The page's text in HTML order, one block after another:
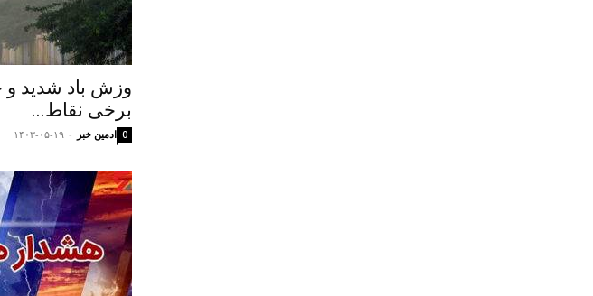
وزش باد شدید
برخی نقاط...
ادمین خبر - ۱۴۰۳-۰۵-۱۹ 0